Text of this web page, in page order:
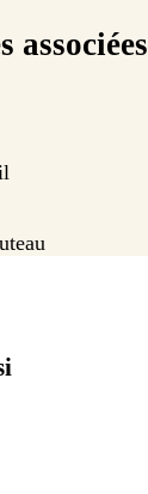
associées